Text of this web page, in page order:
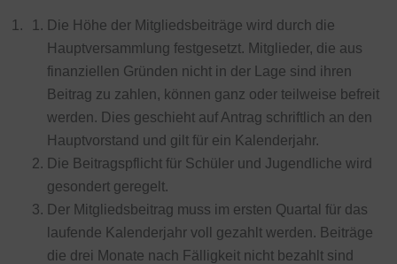
Die Höhe der Mitgliedsbeiträge wird durch die
Hauptversammlung festgesetzt. Mitglieder, die aus
finanziellen Gründen nicht in der Lage sind ihren
Beitrag zu zahlen, können ganz oder teilweise befreit
werden. Dies geschieht auf Antrag schriftlich an den
Hauptvorstand und gilt für ein Kalenderjahr.
Die Beitragspflicht für Schüler und Jugendliche wird
gesondert geregelt.
Der Mitgliedsbeitrag muss im ersten Quartal für das
laufende Kalenderjahr voll gezahlt werden. Beiträge
die drei Monate nach Fälligkeit nicht bezahlt sind